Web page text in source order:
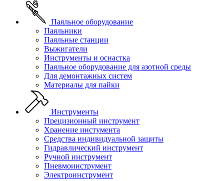
Паяльное оборудование
Паяльники
Паяльные станции
Выжигатели
Инструменты и оснастка
Паяльное оборудование для азотной среды
Для демонтажных систем
Материалы для пайки
Инструменты
Прецизионный инструмент
Хранение инстумента
Средства индивидуальной защиты
Гидравлический инструмент
Ручной инструмент
Пневмоинструмент
Электроинструмент